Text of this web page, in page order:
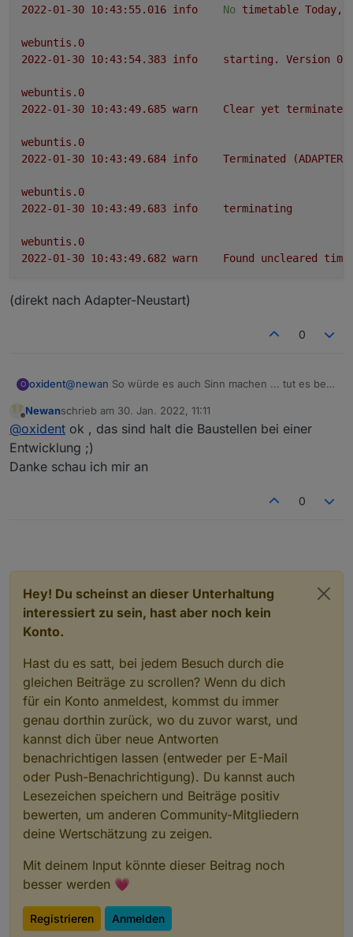
info No timetable Today,
webuntis.0
info starting. Version
webuntis.0
warn Clear yet terminated
webuntis.0
info Terminated
webuntis.0
info terminating
webuntis.0
warn Found uncleared
(direkt nach Adapter-Neustart)
0
O oxident@newan So würde es auch Sinn machen ... tut es bei
0 sind noch immer alle Werte vom Freitag.
Komischerweise ist der "timetable-date"-Wert in DP 0
und DP 1 der 01.02.2022, also in der Zukunft.
Im Log erhalte ich auch manchmal ein paar "uncleared
timers". Beispiel:
webuntis.0
2022-01-30 10:43:55.016	info	No timetable
2022-01-30 10:43:54.383	info	starting.
2022-01-30 10:43:49.684	info	Terminated
webuntis.0
(direkt nach Adapter-Neustart)
Offline
Newanschrieb am 30. Jan. 2022, 11:11
zuletzt editiert von
@oxident ok , das sind halt die Baustellen bei einer
Entwicklung ;)
Danke schau ich mir an
0
Hey! Du scheinst an dieser Unterhaltung
interessiert zu sein, hast aber noch kein
Konto.
Hast du es satt, bei jedem Besuch durch die
gleichen Beiträge zu scrollen? Wenn du dich
für ein Konto anmeldest, kommst du immer
genau dorthin zurück, wo du zuvor warst, und
kannst dich über neue Antworten
benachrichtigen lassen (entweder per E-Mail
oder Push-Benachrichtigung). Du kannst auch
Lesezeichen speichern und Beiträge positiv
bewerten, um anderen Community-Mitgliedern
deine Wertschätzung zu zeigen.
Mit deinem Input könnte dieser Beitrag noch
besser werden 💗
Registrieren Anmelden